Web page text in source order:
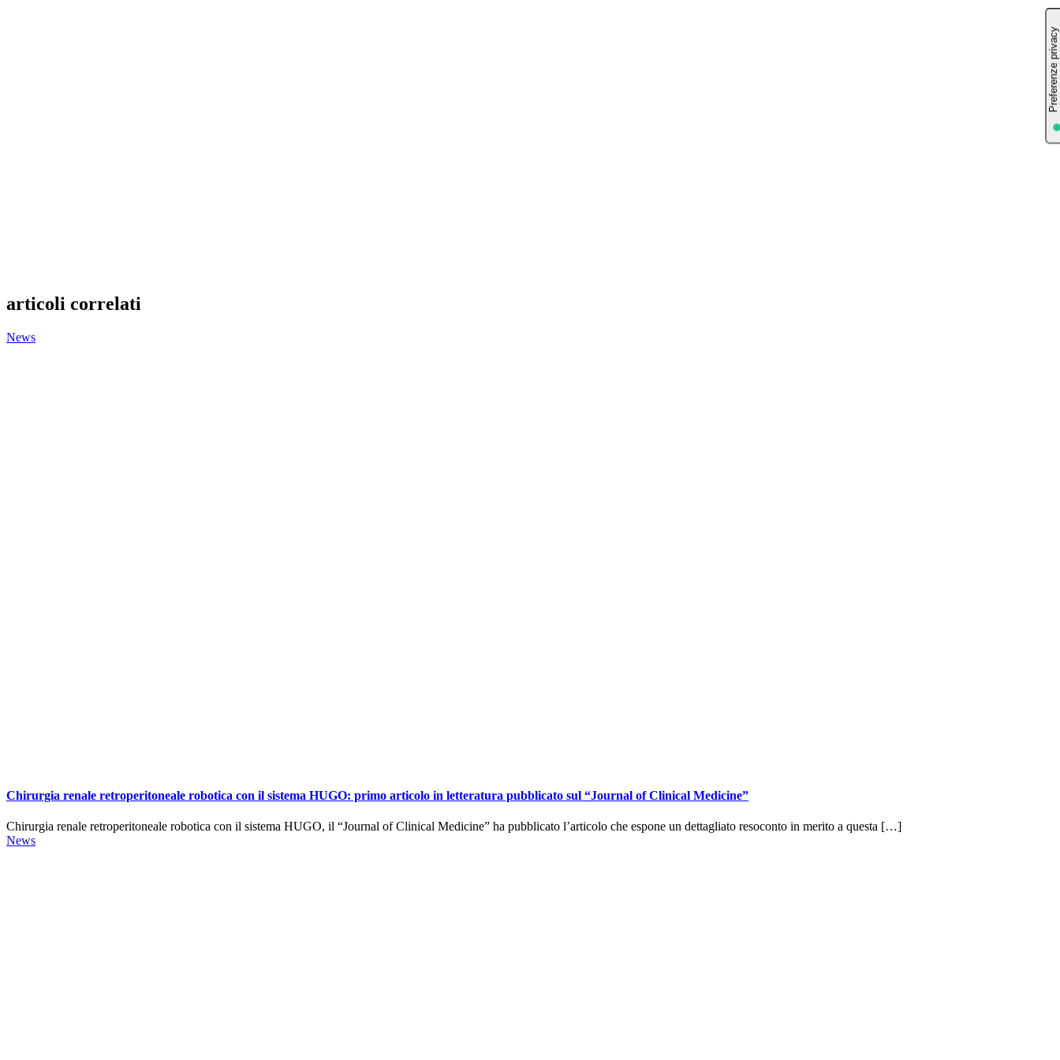
articoli correlati
News
Chirurgia renale retroperitoneale robotica con il sistema HUGO: primo articolo in letteratura pubblicato sul “Journal of Clinical Medicine”
Chirurgia renale retroperitoneale robotica con il sistema HUGO, il “Journal of Clinical Medicine” ha pubblicato l’articolo che espone un dettagliato resoconto in merito a questa […]
News